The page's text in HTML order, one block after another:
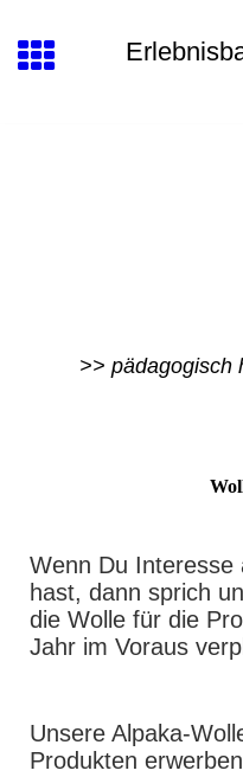
>> pädagogisch
Wenn Du Interesse
hast, dann sprich
die Wolle für die
Jahr im Voraus
Unsere Alpaka-
Produkten